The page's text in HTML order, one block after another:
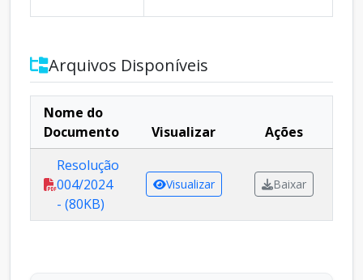
Arquivos Disponíveis
Nome do
Documento
Visualizar
Ações
Resolução
004/2024
- (80KB)
Visualizar Baixar